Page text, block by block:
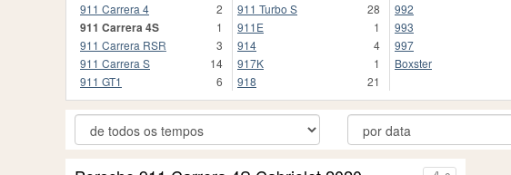
911 Carrera 4
2
911 Carrera 4S
1
911 Carrera RSR
3
911 Carrera S
14
911 GT1
6
911 Turbo S
28
911E
1
914
4
917K
1
918
21
992
993
997
Boxster